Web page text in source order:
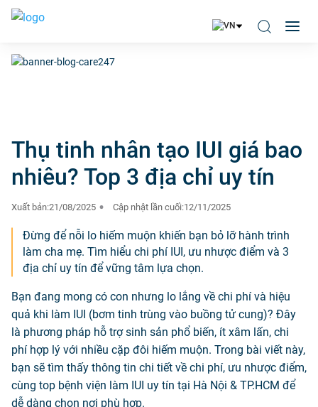
Thụ tinh nhân tạo IUI giá bao
nhiêu? Top 3 địa chỉ uy tín
Xuất bản:21/08/2025 Cập nhật lần cuối:12/11/2025
Đừng để nỗi lo hiếm muộn khiến bạn bỏ lỡ hành trình
làm cha mẹ. Tìm hiểu chi phí IUI, ưu nhược điểm và 3
địa chỉ uy tín để vững tâm lựa chọn.
Bạn đang mong có con nhưng lo lắng về chi phí và hiệu
quả khi làm IUI (bơm tinh trùng vào buồng tử cung)? Đây
là phương pháp hỗ trợ sinh sản phổ biến, ít xâm lấn, chi
phí hợp lý với nhiều cặp đôi hiếm muộn. Trong bài viết này,
bạn sẽ tìm thấy thông tin chi tiết về chi phí, ưu nhược điểm,
cùng top bệnh viện làm IUI uy tín tại Hà Nội & TP.HCM để
dễ dàng chọn nơi phù hợp.